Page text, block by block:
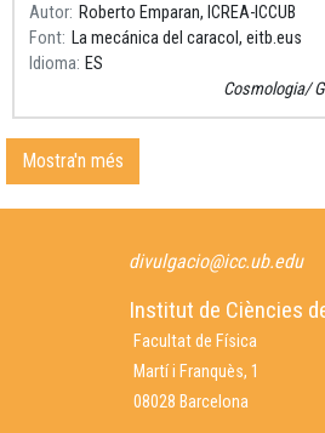
Autor Roberto Emparan, ICREA-ICCUB
Font La mecánica del caracol, eitb.eus
Idioma ES
Cosmologia
Mostra'n més
divulgacio@icc.ub.edu
Institut de Ciències
Facultat de Física
Martí i Franquès, 1
08028 Barcelona